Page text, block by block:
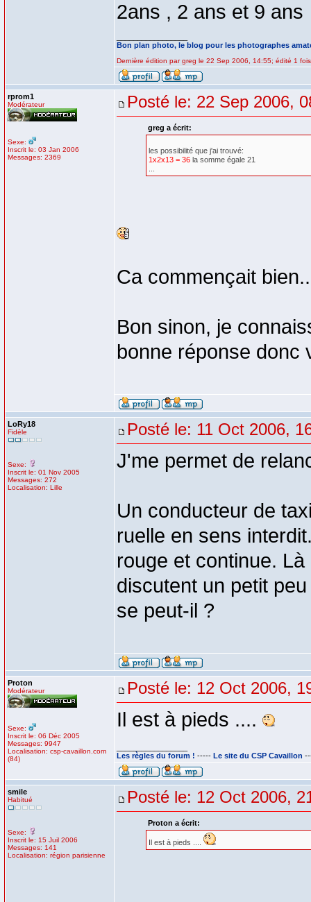
2ans , 2 ans et 9 ans
Bon plan photo, le blog pour les photographes
Dernière édition par greg le 22 Sep 2006, 14:55; édité 1 fois
rprom1
Modérateur
Sexe:
Inscrit le: 03 Jan 2006
Messages: 2369
Posté le: 22 Sep 2006,
greg a écrit:
les possibilité que j'ai trouvé:
1x2x13 = 36la somme égale 21
Ca commençait
Bon sinon, je
bonne réponse donc
LoRy18
Fidèle
Sexe:
Inscrit le: 01 Nov 2005
Messages: 272
Localisation: Lille
Posté le: 11 Oct 2006,
J'me permet de
Un conducteur de
ruelle en sens
rouge et continue.
discutent un petit
se peut-il ?
Proton
Modérateur
Sexe:
Inscrit le: 06 Déc 2005
Messages: 9947
Localisation: csp-cavaillon.com
(84)
Posté le: 12 Oct 2006,
Il est à pieds ....
Les règles du forum ! ----- Le site du CSP Cavaillon
smile
Habitué
Sexe:
Inscrit le: 15 Juil 2006
Messages: 141
Localisation: région parisienne
Posté le: 12 Oct 2006,
Proton a écrit:
Il est à pieds ....